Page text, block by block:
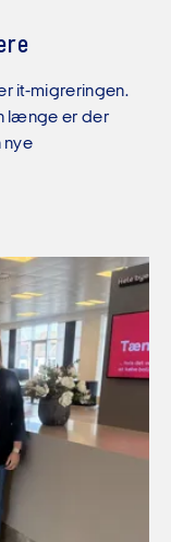
it-migreringen.
længe er der
nye